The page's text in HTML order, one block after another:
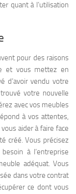
quant à l’utilisation
pour des raisons
et vous mettez en
d’avoir vendu votre
votre nouvelle
avec vos meubles
à vos attentes,
aider à faire face
créé. Vous précisez
à l’entreprise
adéquat. Vous
dans votre contrat
ce dont vous